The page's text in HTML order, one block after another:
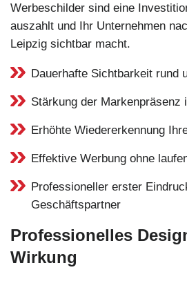
Werbeschilder sind eine
auszahlt und Ihr Unternehmen
Leipzig sichtbar macht.
Dauerhafte Sichtbarkeit rund
Stärkung der Markenpräsenz
Erhöhte Wiedererkennung
Effektive Werbung ohne
Professioneller erster
Geschäftspartner
Professionelles
Wirkung